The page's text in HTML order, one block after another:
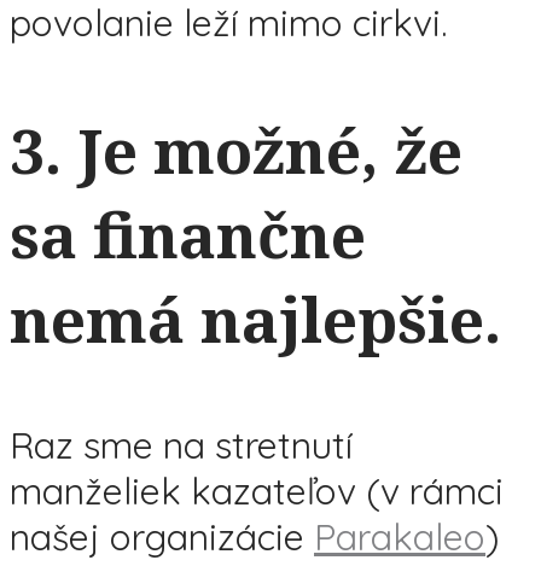
povolanie leží mimo cirkvi.
3. Je možné, že
sa finančne
nemá najlepšie.
Raz sme na stretnutí
manželiek kazateľov (v rámci
našej organizácie Parakaleo)